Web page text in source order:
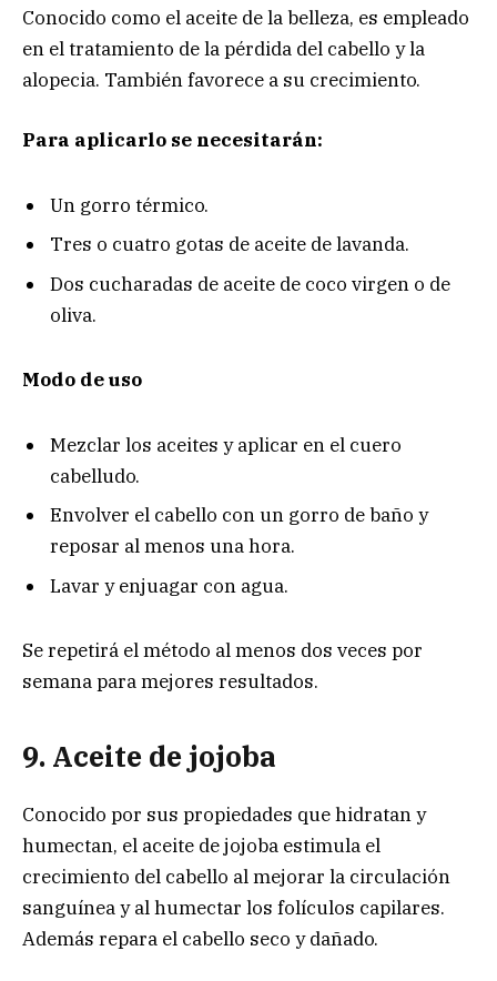
Conocido como el aceite de la belleza, es empleado
en el tratamiento de la pérdida del cabello y la
alopecia. También favorece a su crecimiento.
Para aplicarlo se necesitarán:
Un gorro térmico.
Tres o cuatro gotas de aceite de lavanda.
Dos cucharadas de aceite de coco virgen o de
oliva.
Modo de uso
Mezclar los aceites y aplicar en el cuero
cabelludo.
Envolver el cabello con un gorro de baño y
reposar al menos una hora.
Lavar y enjuagar con agua.
Se repetirá el método al menos dos veces por
semana para mejores resultados.
9. Aceite de jojoba
Conocido por sus propiedades que hidratan y
humectan, el aceite de jojoba estimula el
crecimiento del cabello al mejorar la circulación
sanguínea y al humectar los folículos capilares.
Además repara el cabello seco y dañado.